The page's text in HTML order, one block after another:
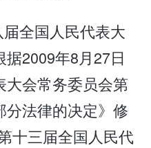
届全国人民代表大
2009年8月27日
会常务委员会第
法律的决定》修
十三届全国人民代